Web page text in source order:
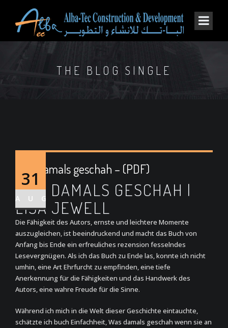
THE BLOG SINGLE
31
AUG
Was damals geschah – (PDF)
WAS DAMALS GESCHAH |
LISA JEWELL
Die Fähigkeit des Autors, ernste und leichtere Momente
auszugleichen, ist beeindruckend und macht das Buch von
Anfang bis Ende ein erfreuliches rezension fesselndes
Lesevergnügen. Als ich das Buch zu Ende las, konnte ich nicht
umhin, eine Art Ehrfurcht zu empfinden, eine tiefe
Anerkennung für die Fähigkeiten und das Handwerk des
Autors, eine wahre Freude für die Sinne.
Während ich mich in die Welt dieser Geschichte eintauchte,
schätzte ich buch Einfachheit, Was damals geschah wenn sie an